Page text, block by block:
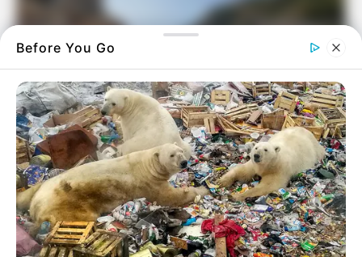
Φωτό: Στέλιος Φωτιάς
Είναι μιαπαραλίαπου δεν θα δεις σε
ταμπέλες, αλλά θα σου την ψιθυρίσει ο
παππούς στο καφενείο.
Γιατί εκεί κρύβεται η πραγματική μαγεία της
Before You Go